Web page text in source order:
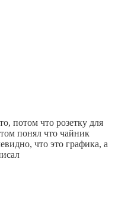
потом что розетку для
понял что чайник
что это графика, а